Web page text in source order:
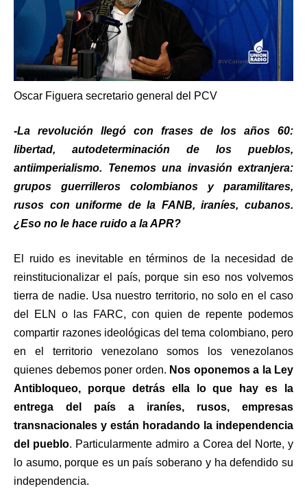
Oscar Figuera secretario general del PCV
-La revolución llegó con frases de los años 60:
libertad, autodeterminación de los pueblos,
antiimperialismo. Tenemos una invasión extranjera:
grupos guerrilleros colombianos y paramilitares,
rusos con uniforme de la FANB, iraníes, cubanos.
¿Eso no le hace ruido a la APR?
El ruido es inevitable en términos de la necesidad de
reinstitucionalizar el país, porque sin eso nos volvemos
tierra de nadie. Usa nuestro territorio, no solo en el caso
del ELN o las FARC, con quien de repente podemos
compartir razones ideológicas del tema colombiano, pero
en el territorio venezolano somos los venezolanos
quienes debemos poner orden. Nos oponemos a la Ley
Antibloqueo, porque detrás ella lo que hay es la
entrega del país a iraníes, rusos, empresas
transnacionales y están horadando la independencia
del pueblo. Particularmente admiro a Corea del Norte, y
lo asumo, porque es un país soberano y ha defendido su
independencia.